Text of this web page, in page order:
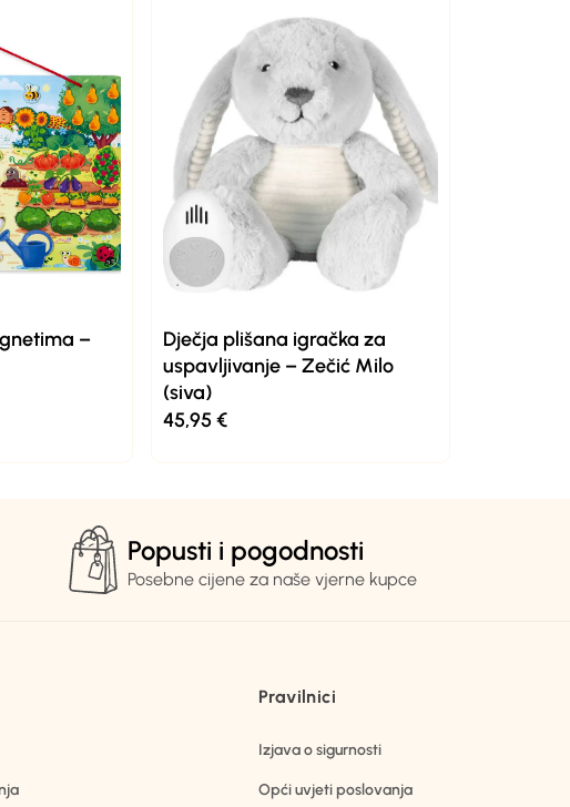
–
Dječja plišana igračka za
uspavljivanje – Zečić Milo
(siva)
45,95€
Popusti i pogodnosti
Posebne cijene za naše vjerne kupce
Pravilnici
Izjava o sigurnosti
Opći uvjeti poslovanja